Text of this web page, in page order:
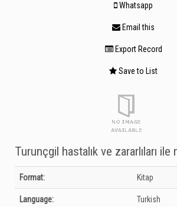
Whatsapp
Email this
Export Record
Save to List
Turunçgil hastalık ve zararlıları ile
Bibliographic Details
Format: Kitap
Language: Turkish